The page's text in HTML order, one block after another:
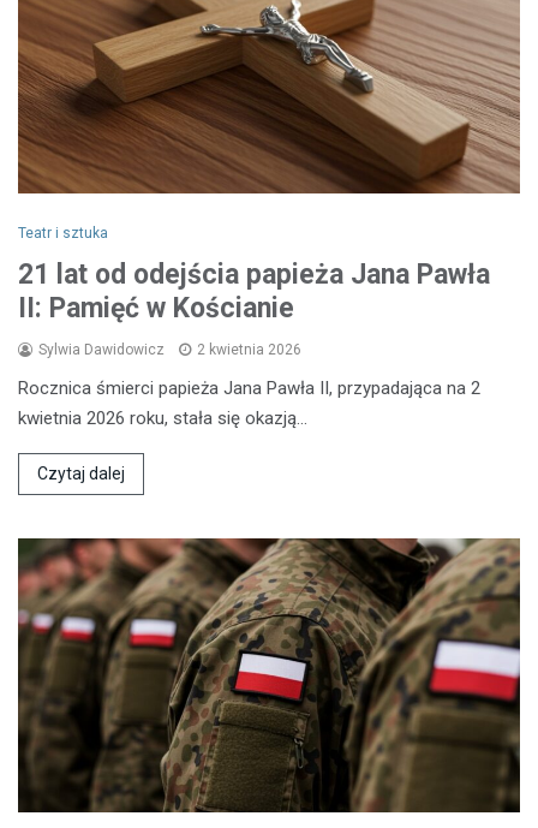
Teatr i sztuka
21 lat od odejścia papieża Jana Pawła
II: Pamięć w Kościanie
Sylwia Dawidowicz 2 kwietnia 2026
Rocznica śmierci papieża Jana Pawła II, przypadająca na 2
kwietnia 2026 roku, stała się okazją…
Czytaj dalej